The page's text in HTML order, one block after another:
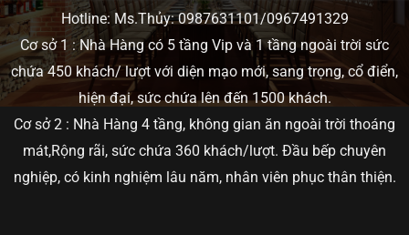
Hotline: Ms.Thủy: 0987631101/0967491329
Cơ sở 1 : Nhà Hàng có 5 tầng Vip và 1 tầng ngoài trời sức
chứa 450 khách/ lượt với diện mạo mới, sang trọng, cổ điển,
hiện đại, sức chứa lên đến 1500 khách.
Cơ sở 2 : Nhà Hàng 4 tầng, không gian ăn ngoài trời thoáng
mát,Rộng rãi, sức chứa 360 khách/lượt. Đầu bếp chuyên
nghiệp, có kinh nghiệm lâu năm, nhân viên phục thân thiện.